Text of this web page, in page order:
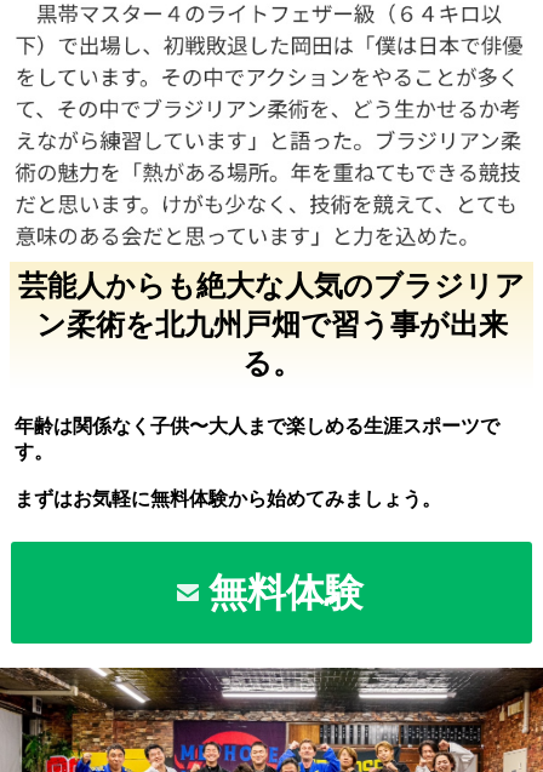
芸能人からも絶大な人気のブラジリア
ン柔術を北九州戸畑で習う事が出来
る。
年齢は関係なく子供〜大人まで楽しめる生涯スポーツで
す。
まずはお気軽に無料体験から始めてみましょう。
無料体験